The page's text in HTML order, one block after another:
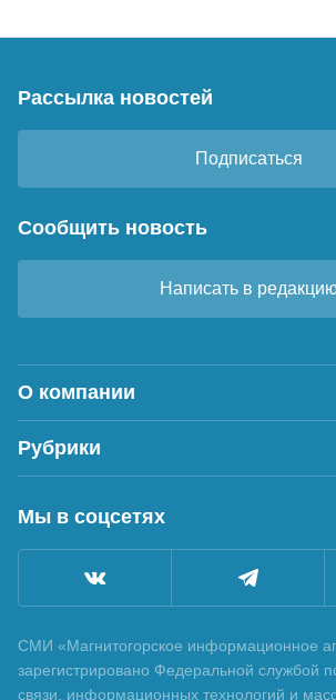
Рассылка новостей
Подписаться
Сообщить новость
Написать в
О компании
Рубрики
Мы в соцсетях
СМИ «Магнитогорское информационное
зарегистрировано Федеральной службой
связи, информационных технологий и